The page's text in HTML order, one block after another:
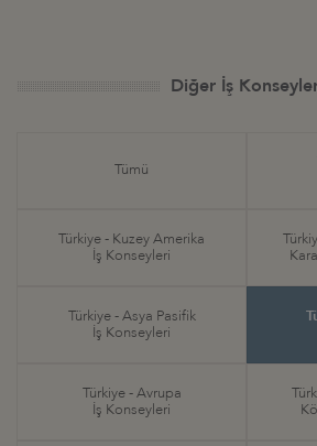
Diğer İş
Tümü
Türkiye - Kuzey Amerika
İş Konseyleri
Türkiye - Asya Pasifik
İş Konseyleri
Türkiye - Avrupa
İş Konseyleri